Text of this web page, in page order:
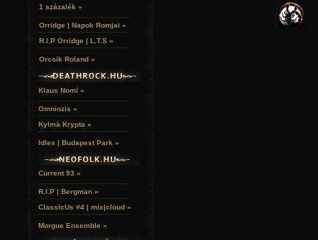
TEMETŐKULTÚRA:
Szöveges leírással ellátott fotósorozatok hazai és külföldi
Ha úgy érzed, egyedi a lakásbelsőd, szobád.
Ha a fenti témák valamelyikéhez kedvet és
menüpont). A részleteket személyes
HELYEK
RELIKVIÁK
VERSEK
1 százalék »
Orridge | Napok Romjai »
R.I.P Orridge | L.T.S »
Orcsik Roland »
Klaus Nomi »
Omniozis »
Kylmä Krypta »
Idles | Budapest Park »
Current 93 »
R.I.P | Bergman »
ClassicUs #4 | mix|cloud »
Morgue Ensemble »